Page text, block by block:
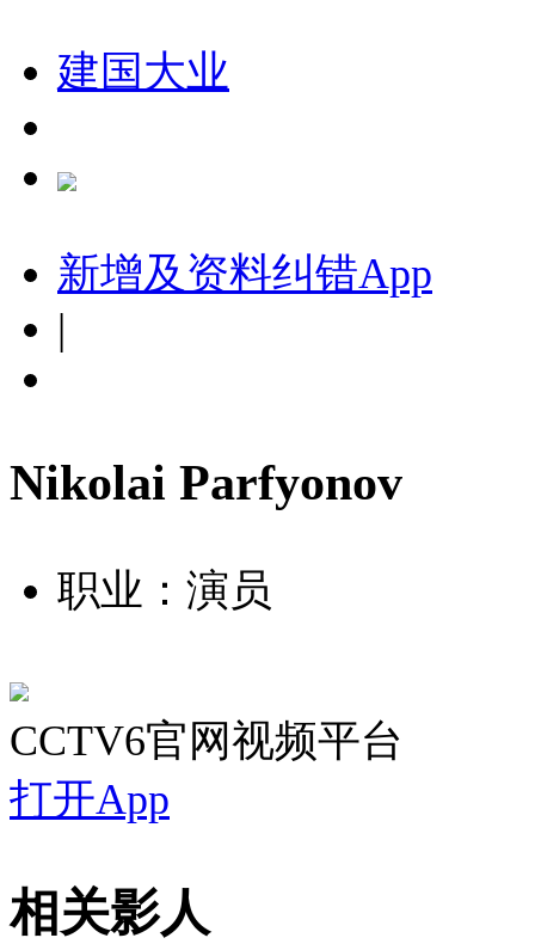
建国大业
新增及资料纠错App
|
Nikolai Parfyonov
职业：演员
CCTV6官网视频平台
打开App
相关影人